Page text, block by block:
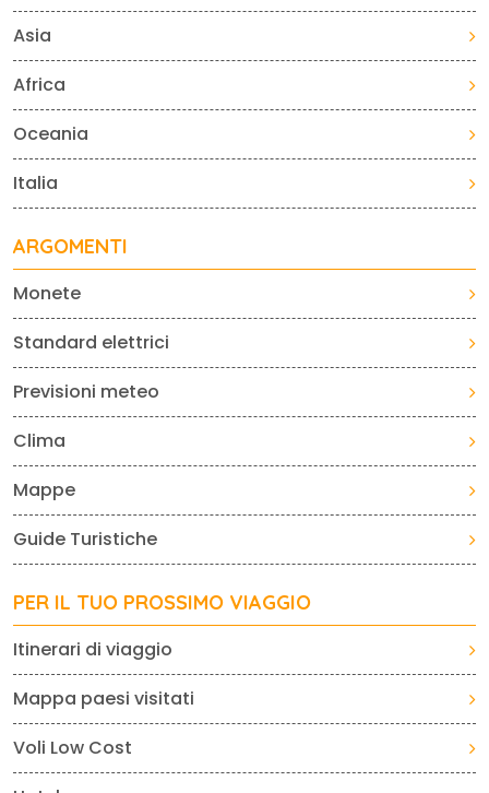
Asia
Africa
Oceania
Italia
ARGOMENTI
Monete
Standard elettrici
Previsioni meteo
Clima
Mappe
Guide Turistiche
PER IL TUO PROSSIMO VIAGGIO
Itinerari di viaggio
Mappa paesi visitati
Voli Low Cost